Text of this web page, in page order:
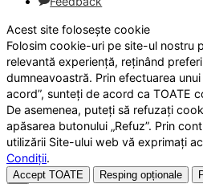
Acest site folosește cookie
Folosim cookie-uri pe site-ul nostru
relevantă experiență, reținând
dumneavoastră. Prin efectuarea
acord”, sunteți de acord ca TOATE
De asemenea, puteți să refuzați
apăsarea butonului „Refuz”. Prin
utilizării Site-ului web vă exprimați
Condiții.
Accept TOATE Resping opționale